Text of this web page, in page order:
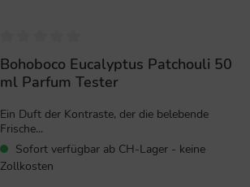
Bohoboco Eucalyptus Patchouli 50
ml Parfum Tester
Ein Duft der Kontraste, der die belebende
Frische...
Sofort verfügbar ab CH-Lager - keine
Zollkosten